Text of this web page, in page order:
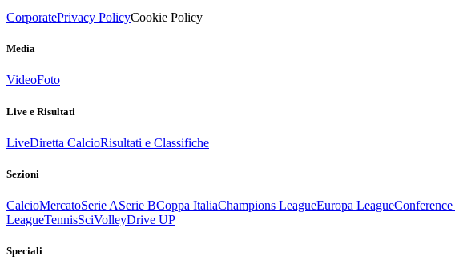
CorporatePrivacy PolicyCookie Policy
Media
VideoFoto
Live e Risultati
LiveDiretta CalcioRisultati e Classifiche
Sezioni
CalcioMercatoSerie ASerie BCoppa ItaliaChampions LeagueEuropa League
LeagueTennisSciVolleyDrive UP
Speciali